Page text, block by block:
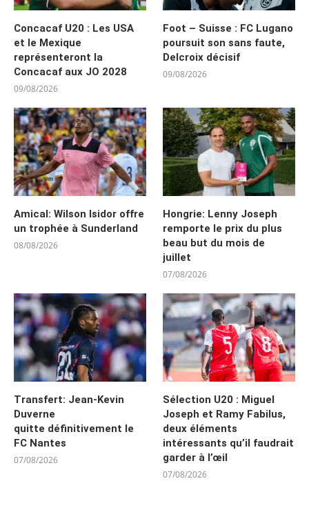
Concacaf U20 : Les USA
et le Mexique
représenteront la
Concacaf aux JO 2028
09/08/2026
Foot – Suisse : FC Lugano
poursuit son sans faute,
Delcroix décisif
09/08/2026
Amical: Wilson Isidor offre
un trophée à Sunderland
08/08/2026
Hongrie: Lenny Joseph
remporte le prix du plus
beau but du mois de
juillet
07/08/2026
Transfert: Jean-Kevin
Duverne
quitte définitivement le
FC Nantes
07/08/2026
Sélection U20 : Miguel
Joseph et Ramy Fabilus,
deux éléments
intéressants qu’il faudrait
garder à l’œil
07/08/2026